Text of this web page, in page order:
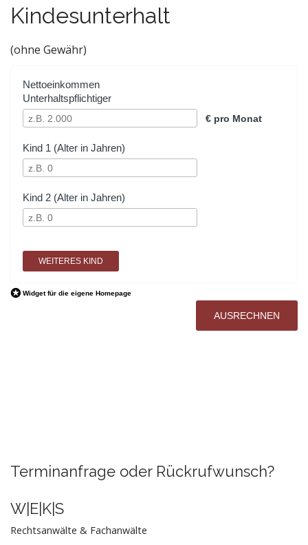
Kindesunterhalt
(ohne Gewähr)
Terminanfrage oder Rückrufwunsch?
W|E|K|S
Rechtsanwälte & Fachanwälte